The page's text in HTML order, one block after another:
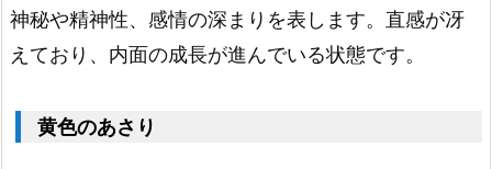
色
の
さ
神秘や精神性、感情の深まりを表します。直感が冴
えており、内面の成長が進んでいる状態です。
黄色のあさり